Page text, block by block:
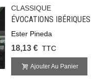
CLASSIQUE
ÉVOCATIONS IBÉRIQUES
Ester Pineda
18,13 € TTC
Ajouter Au Panier